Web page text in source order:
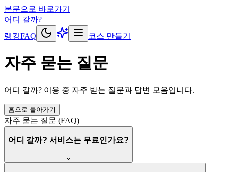
본문으로 바로가기
어디 갈까?
랭킹FAQ 코스 만들기
자주 묻는 질문
어디 갈까? 이용 중 자주 받는 질문과 답변 모음입니다.
홈으로 돌아가기
자주 묻는 질문 (FAQ)
어디 갈까? 서비스는 무료인가요?
⌄